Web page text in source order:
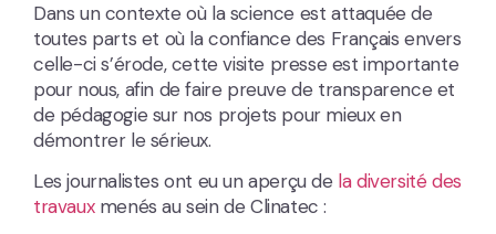
Dans un contexte où la science est attaquée de
toutes parts et où la confiance des Français envers
celle-ci s’érode, cette visite presse est importante
pour nous, afin de faire preuve de transparence et
de pédagogie sur nos projets pour mieux en
démontrer le sérieux.
Les journalistes ont eu un aperçu de la diversité des
travauxmenés au sein de Clinatec :